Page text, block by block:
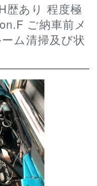
ご納車前メ
ム清掃及び状